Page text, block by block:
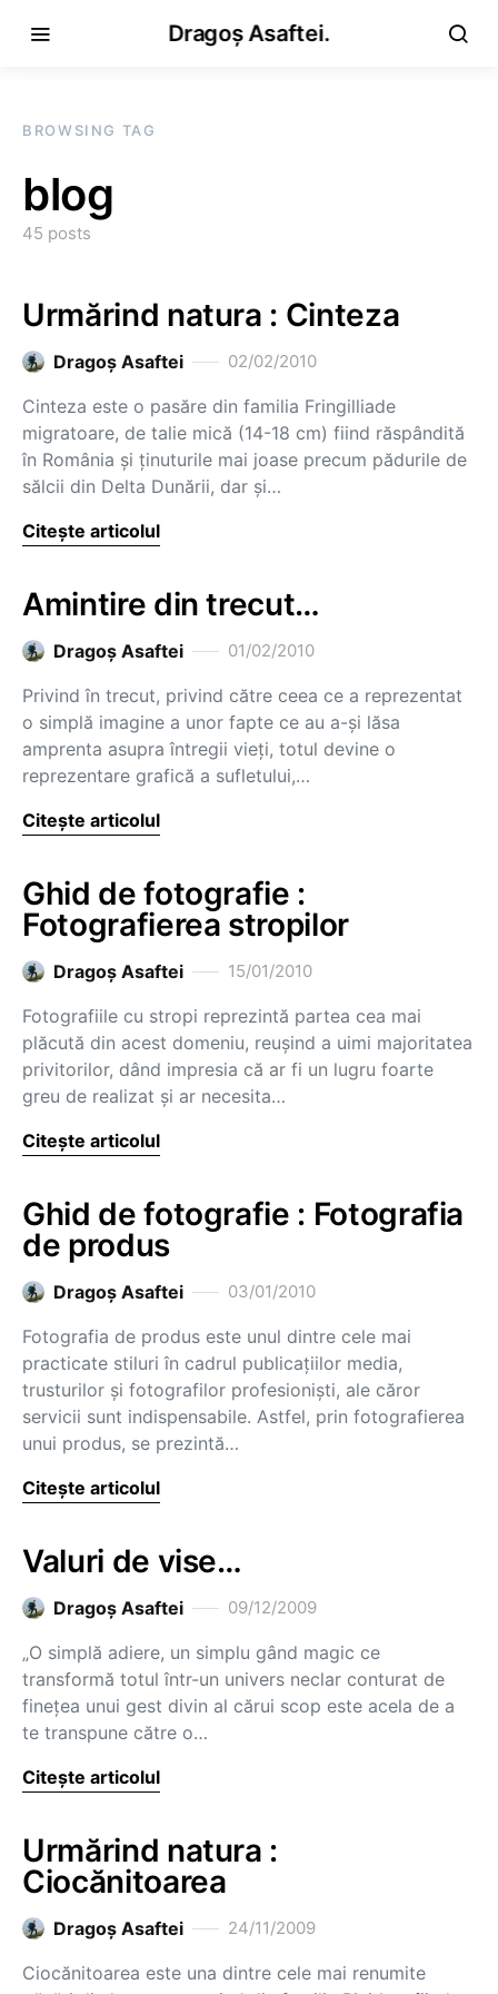
Dragoș Asaftei.
BROWSING TAG
blog
45 posts
Urmărind natura : Cinteza
Dragoş Asaftei 02/02/2010
Cinteza este o pasăre din familia Fringilliade
migratoare, de talie mică (14-18 cm) fiind răspândită
în România şi ţinuturile mai joase precum pădurile de
sălcii din Delta Dunării, dar şi…
Citește articolul
Amintire din trecut…
Dragoş Asaftei 01/02/2010
Privind în trecut, privind către ceea ce a reprezentat
o simplă imagine a unor fapte ce au a-şi lăsa
amprenta asupra întregii vieţi, totul devine o
reprezentare grafică a sufletului,…
Citește articolul
Ghid de fotografie :
Fotografierea stropilor
Dragoş Asaftei 15/01/2010
Fotografiile cu stropi reprezintă partea cea mai
plăcută din acest domeniu, reuşind a uimi majoritatea
privitorilor, dând impresia că ar fi un lugru foarte
greu de realizat şi ar necesita…
Citește articolul
Ghid de fotografie : Fotografia
de produs
Dragoş Asaftei 03/01/2010
Fotografia de produs este unul dintre cele mai
practicate stiluri în cadrul publicaţiilor media,
trusturilor şi fotografilor profesionişti, ale căror
servicii sunt indispensabile. Astfel, prin fotografierea
unui produs, se prezintă…
Citește articolul
Valuri de vise…
Dragoş Asaftei 09/12/2009
„O simplă adiere, un simplu gând magic ce
transformă totul într-un univers neclar conturat de
fineţea unui gest divin al cărui scop este acela de a
te transpune către o…
Citește articolul
Urmărind natura :
Ciocănitoarea
Dragoş Asaftei 24/11/2009
Ciocănitoarea este una dintre cele mai renumite